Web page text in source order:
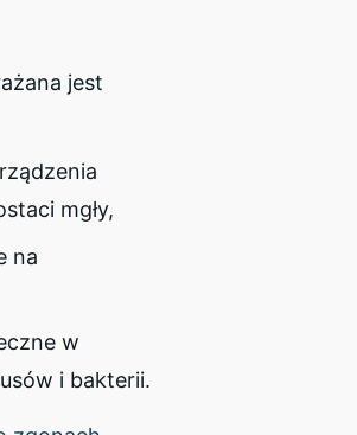
jest
mgły,
na
w
i bakterii.